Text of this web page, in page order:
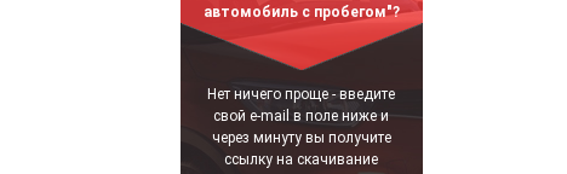
автомобиль с пробегом"?
Нет ничего проще - введите
свой e-mail в поле ниже и
через минуту вы получите
ссылку на скачивание